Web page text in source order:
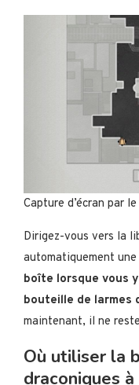
Capture d’écran par
Dirigez-vous vers la
automatiquement
boîte lorsque vous
bouteille de larmes
maintenant, il ne
Où utiliser la
draconiques